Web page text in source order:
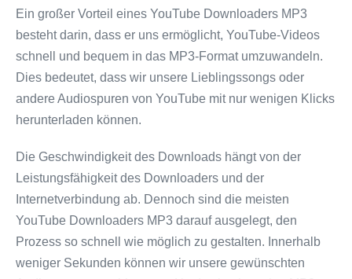
Ein großer Vorteil eines YouTube Downloaders MP3
besteht darin, dass er uns ermöglicht, YouTube-Videos
schnell und bequem in das MP3-Format umzuwandeln.
Dies bedeutet, dass wir unsere Lieblingssongs oder
andere Audiospuren von YouTube mit nur wenigen Klicks
herunterladen können.
Die Geschwindigkeit des Downloads hängt von der
Leistungsfähigkeit des Downloaders und der
Internetverbindung ab. Dennoch sind die meisten
YouTube Downloaders MP3 darauf ausgelegt, den
Prozess so schnell wie möglich zu gestalten. Innerhalb
weniger Sekunden können wir unsere gewünschten